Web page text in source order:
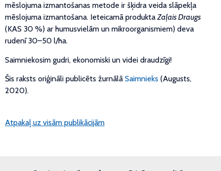
mēslojuma izmantošanas metode ir šķidra veida slāpekļa
mēslojuma izmantošana. Ieteicamā produktaZaļais Draugs
(KAS 30 %) ar humusvielām un mikroorganismiem) deva
rudenī 30–50 l/ha.
Saimniekosim gudri, ekonomiski un videi draudzīgi!
Šis raksts oriģināli publicēts žurnālā Saimnieks (Augusts,
2020).
Atpakaļ uz visām publikācijām